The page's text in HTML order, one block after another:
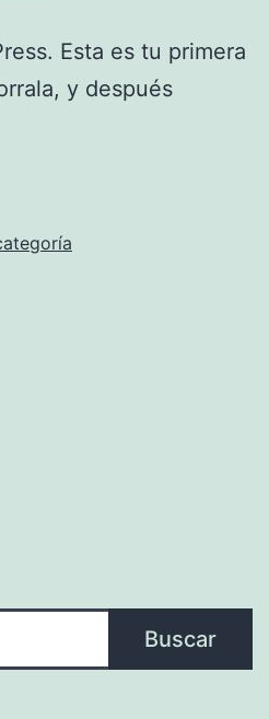
Esta es tu primera
y después
Buscar